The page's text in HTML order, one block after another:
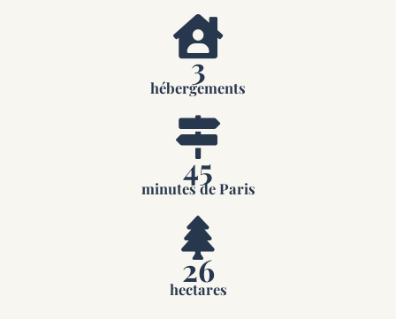
3
hébergements
45
minutes de Paris
26
hectares